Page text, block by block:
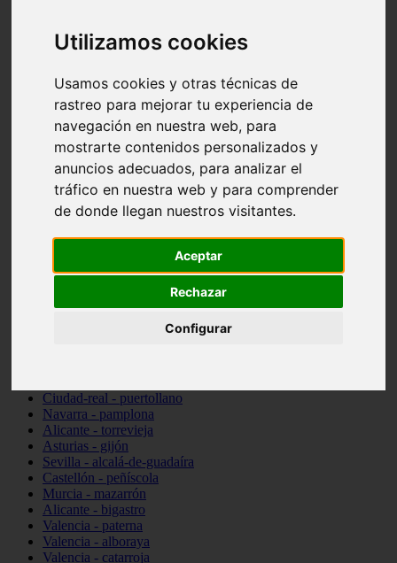
Utilizamos cookies
Usamos cookies y otras técnicas de
rastreo para mejorar tu experiencia de
navegación en nuestra web, para
mostrarte contenidos personalizados y
anuncios adecuados, para analizar el
tráfico en nuestra web y para comprender
de donde llegan nuestros visitantes.
Aceptar
Rechazar
Configurar
Valencia - chiva
Murcia - calasparra
Valencia - sagunt
Asturias - ribadesella
Castellón - benicàssim
Alicante - el-campello
Cádiz - rota
Madrid - las-rozas-de-madrid
Ciudad-real - ciudad-real
Madrid - tres-cantos
Las-palmas - yaiza
Alicante - elx
Ciudad-real - puertollano
Navarra - pamplona
Alicante - torrevieja
Asturias - gijón
Sevilla - alcalá-de-guadaíra
Castellón - peñíscola
Murcia - mazarrón
Alicante - bigastro
Valencia - paterna
Valencia - alboraya
Valencia - catarroja